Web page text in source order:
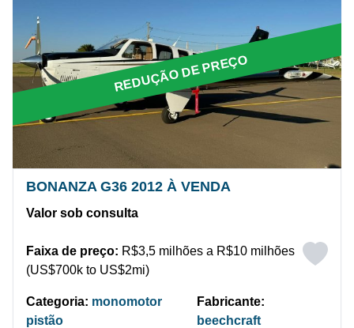
REDUÇÃO DE PREÇO
BONANZA G36 2012 À VENDA
Valor sob consulta
Faixa de preço: R$3,5 milhões a R$10 milhões
(US$700k to US$2mi)
Categoria: monomotor
pistão
Fabricante:
beechcraft